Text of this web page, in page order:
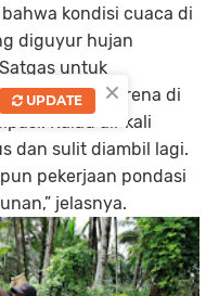
kondisi cuaca di
diguyur hujan
untuk
pasir. “Karena di
Kalau air kali
dan sulit diambil lagi.
pekerjaan pondasi
jelasnya.
×
UPDATE